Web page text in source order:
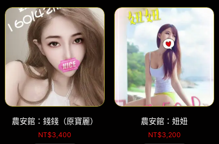
農安館：錢錢（原寶麗）
NT$3,400
農安館：妞妞
NT$3,200